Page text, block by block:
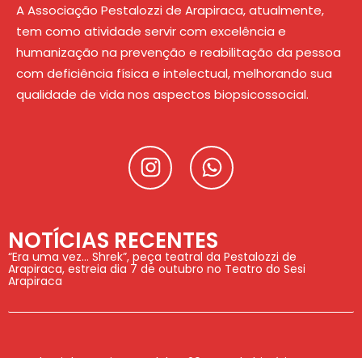
A Associação Pestalozzi de Arapiraca, atualmente,
tem como atividade servir com excelência e
humanização na prevenção e reabilitação da pessoa
com deficiência física e intelectual, melhorando sua
qualidade de vida nos aspectos biopsicossocial.
NOTÍCIAS RECENTES
“Era uma vez… Shrek”, peça teatral da Pestalozzi de
Arapiraca, estreia dia 7 de outubro no Teatro do Sesi
Arapiraca